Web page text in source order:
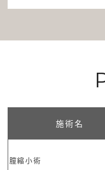
施術名
膣縮小術